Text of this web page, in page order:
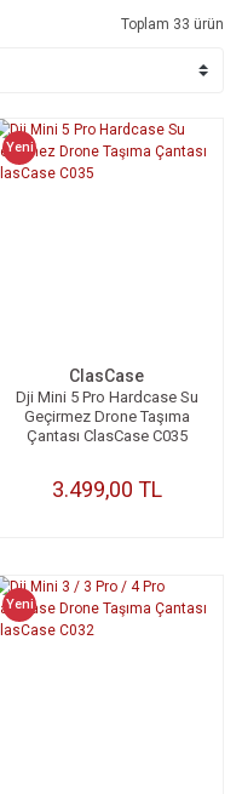
Toplam 33 ürün
Yeni
ClasCase
Dji Mini 5 Pro Hardcase Su
Geçirmez Drone Taşıma
Çantası ClasCase C035
3.499,00 TL
Yeni